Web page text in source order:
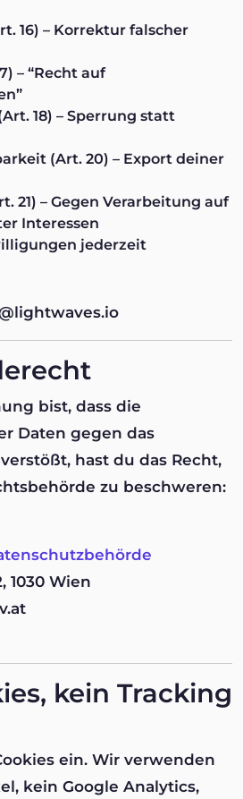
16) – Korrektur falscher
– “Recht auf
18) – Sperrung statt
(Art. 20) – Export deiner
21) – Gegen Verarbeitung auf
Interessen
jederzeit
bist, dass die
Daten gegen das
hast du das Recht,
zu beschweren:
1030 Wien
kein Tracking
ein. Wir verwenden
kein Google Analytics,